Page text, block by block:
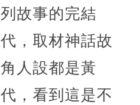
故事的完結
，取材神話故
人設都是黃
，看到這是不